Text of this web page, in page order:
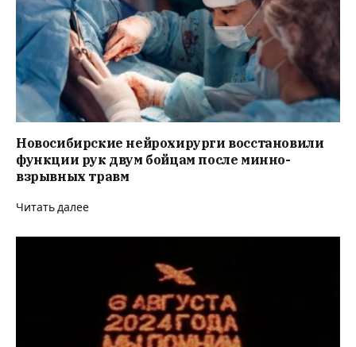
Новосибирские нейрохирурги восстановили
функции рук двум бойцам после минно-
взрывных травм
Читать далее